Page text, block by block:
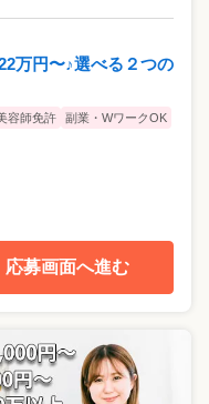
万円〜♪選べる２つの
容師免許 副業・WワークOK
応募画面へ進む